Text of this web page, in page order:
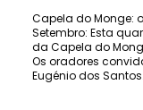
Capela do Monge:
Setembro: Esta
da Capela do
Os oradores
Eugénio dos